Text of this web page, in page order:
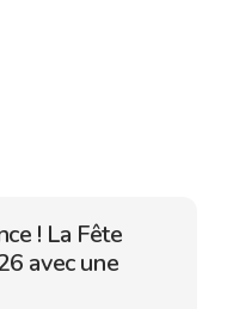
! La Fête
avec une